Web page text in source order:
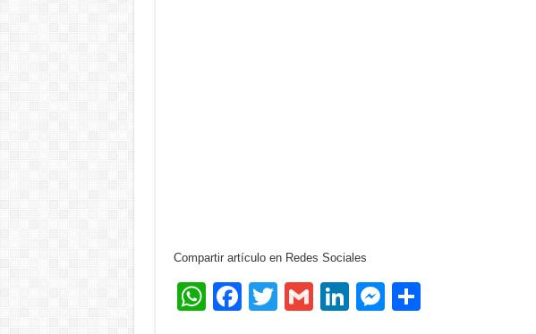
Compartir artículo en Redes Sociales
W
F
T
G
Li
M